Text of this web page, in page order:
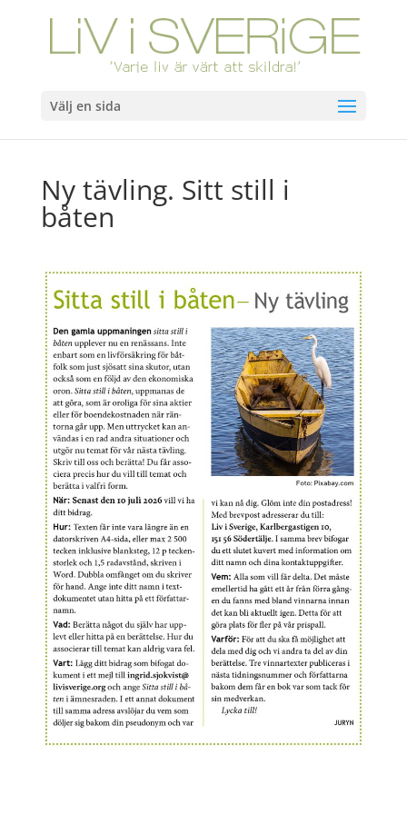
Välj en sida
Ny tävling. Sitt still i
båten